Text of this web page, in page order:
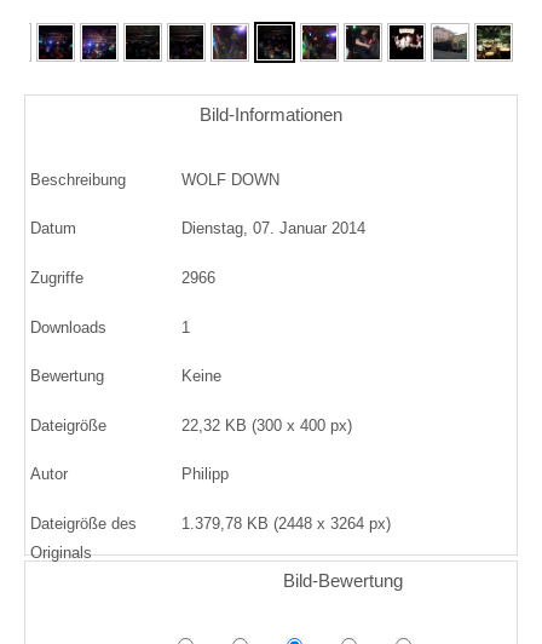
Bild-Informationen
Beschreibung WOLF DOWN
Datum Dienstag, 07. Januar 2014
Zugriffe 2966
Downloads 1
Bewertung Keine
Dateigröße 22,32 KB (300 x 400 px)
Autor Philipp
Dateigröße des
Originals
1.379,78 KB (2448 x 3264 px)
Bild-Bewertung